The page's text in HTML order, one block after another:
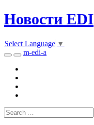
Новости EDI
Select Language ▼
m-edi-a